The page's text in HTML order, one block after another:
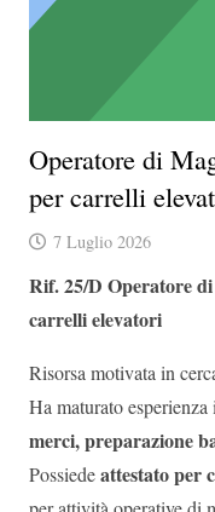
Operatore di
per carrelli
7 Luglio 2026
Rif. 25/D Operatore
carrelli elevatori
Risorsa motivata in
Ha maturato esperienza
merci, preparazione
Possiedeattestato per